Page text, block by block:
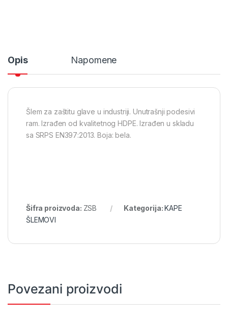
Opis Napomene
Šlem za zaštitu glave u industriji. Unutrašnji podesivi
ram. Izrađen od kvalitetnog HDPE. Izrađen u skladu
sa SRPS EN397:2013. Boja: bela.
Šifra proizvoda: ZSB Kategorija:KAPE
ŠLEMOVI
Povezani proizvodi